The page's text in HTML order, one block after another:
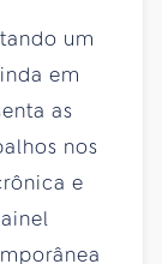
um
em
as
nos
e